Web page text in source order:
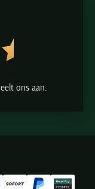
ons aan.